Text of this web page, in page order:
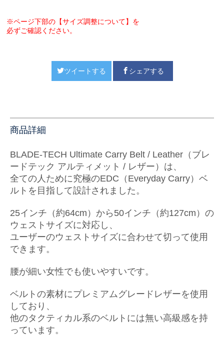
※ページ下部の【サイズ調整について】を
必ずご確認ください。
ツイートする シェアする
商品詳細
BLADE-TECH Ultimate Carry Belt / Leather（ブレ
ードテック アルティメット / レザー）は、
全ての人ために究極のEDC（Everyday Carry）ベ
ルトを目指して設計されました。
25インチ（約64cm）から50インチ（約127cm）の
ウェストサイズに対応し、
ユーザーのウェストサイズに合わせて切って使用
できます。
腰が細い女性でも使いやすいです。
ベルトの素材にプレミアムグレードレザーを使用
しており、
他のタクティカル系のベルトには無い高級感を持
っています。